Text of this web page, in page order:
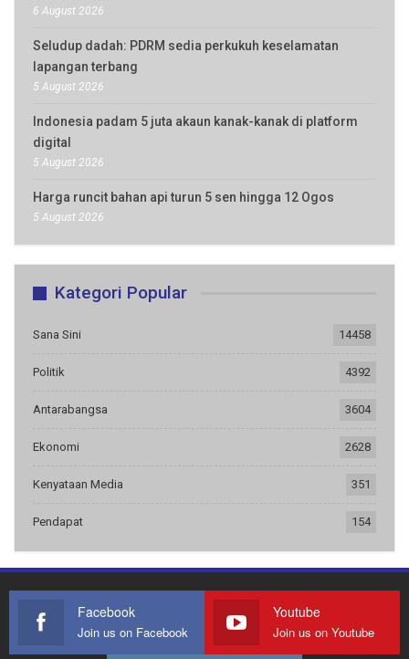
6 August 2026
Seludup dadah: PDRM sedia perkukuh keselamatan
lapangan terbang
5 August 2026
Indonesia padam 5 juta akaun kanak-kanak di platform
digital
5 August 2026
Harga runcit bahan api turun 5 sen hingga 12 Ogos
5 August 2026
Kategori Popular
Sana Sini 14458
Politik 4392
Antarabangsa 3604
Ekonomi 2628
Kenyataan Media 351
Pendapat 154
Facebook
Join us on Facebook
Youtube
Join us on Youtube